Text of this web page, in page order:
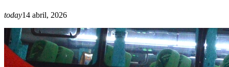
today14 abril, 2026